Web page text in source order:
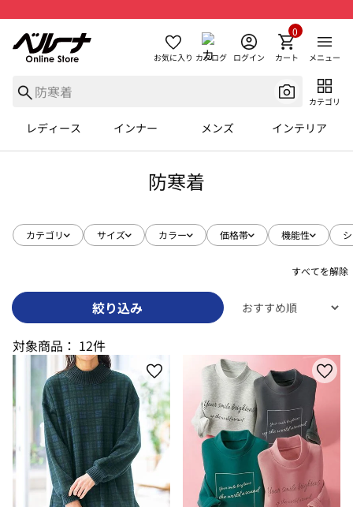
お気に入り カタログ ログイン カート
0
メニュー
カテゴリ
レディース インナー メンズ インテリア
防寒着
カテゴリ サイズ カラー 価格帯 機能性
すべてを解除
絞り込み
対象商品： 12件